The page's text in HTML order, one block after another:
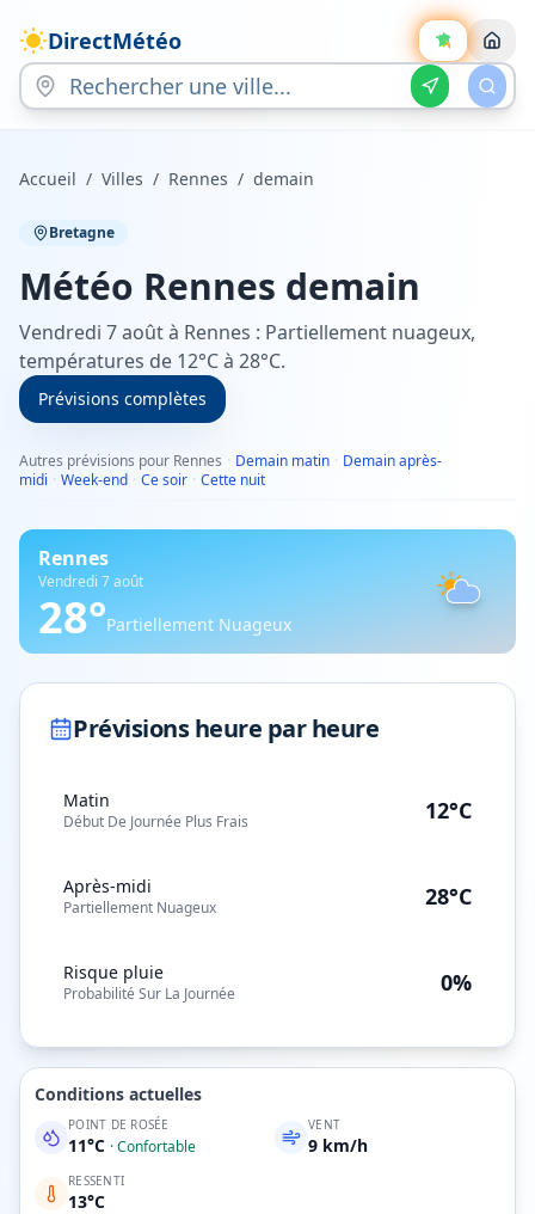
DirectMétéo
Accueil / Villes / Rennes / demain
Bretagne
Météo Rennes demain
Vendredi 7 août à Rennes : Partiellement nuageux,
températures de 12°C à 28°C.
Prévisions complètes
Autres prévisions pour Rennes · Demain matin · Demain après-
midi · Week-end · Ce soir · Cette nuit
Rennes
Vendredi 7 août
28°Partiellement Nuageux
Prévisions heure par heure
Matin
Début De Journée Plus Frais 12°C
Après-midi
Partiellement Nuageux 28°C
Risque pluie
Probabilité Sur La Journée 0%
Conditions actuelles
POINT DE ROSÉE
11°C ·Confortable
VENT
9 km/h
RESSENTI
13°C